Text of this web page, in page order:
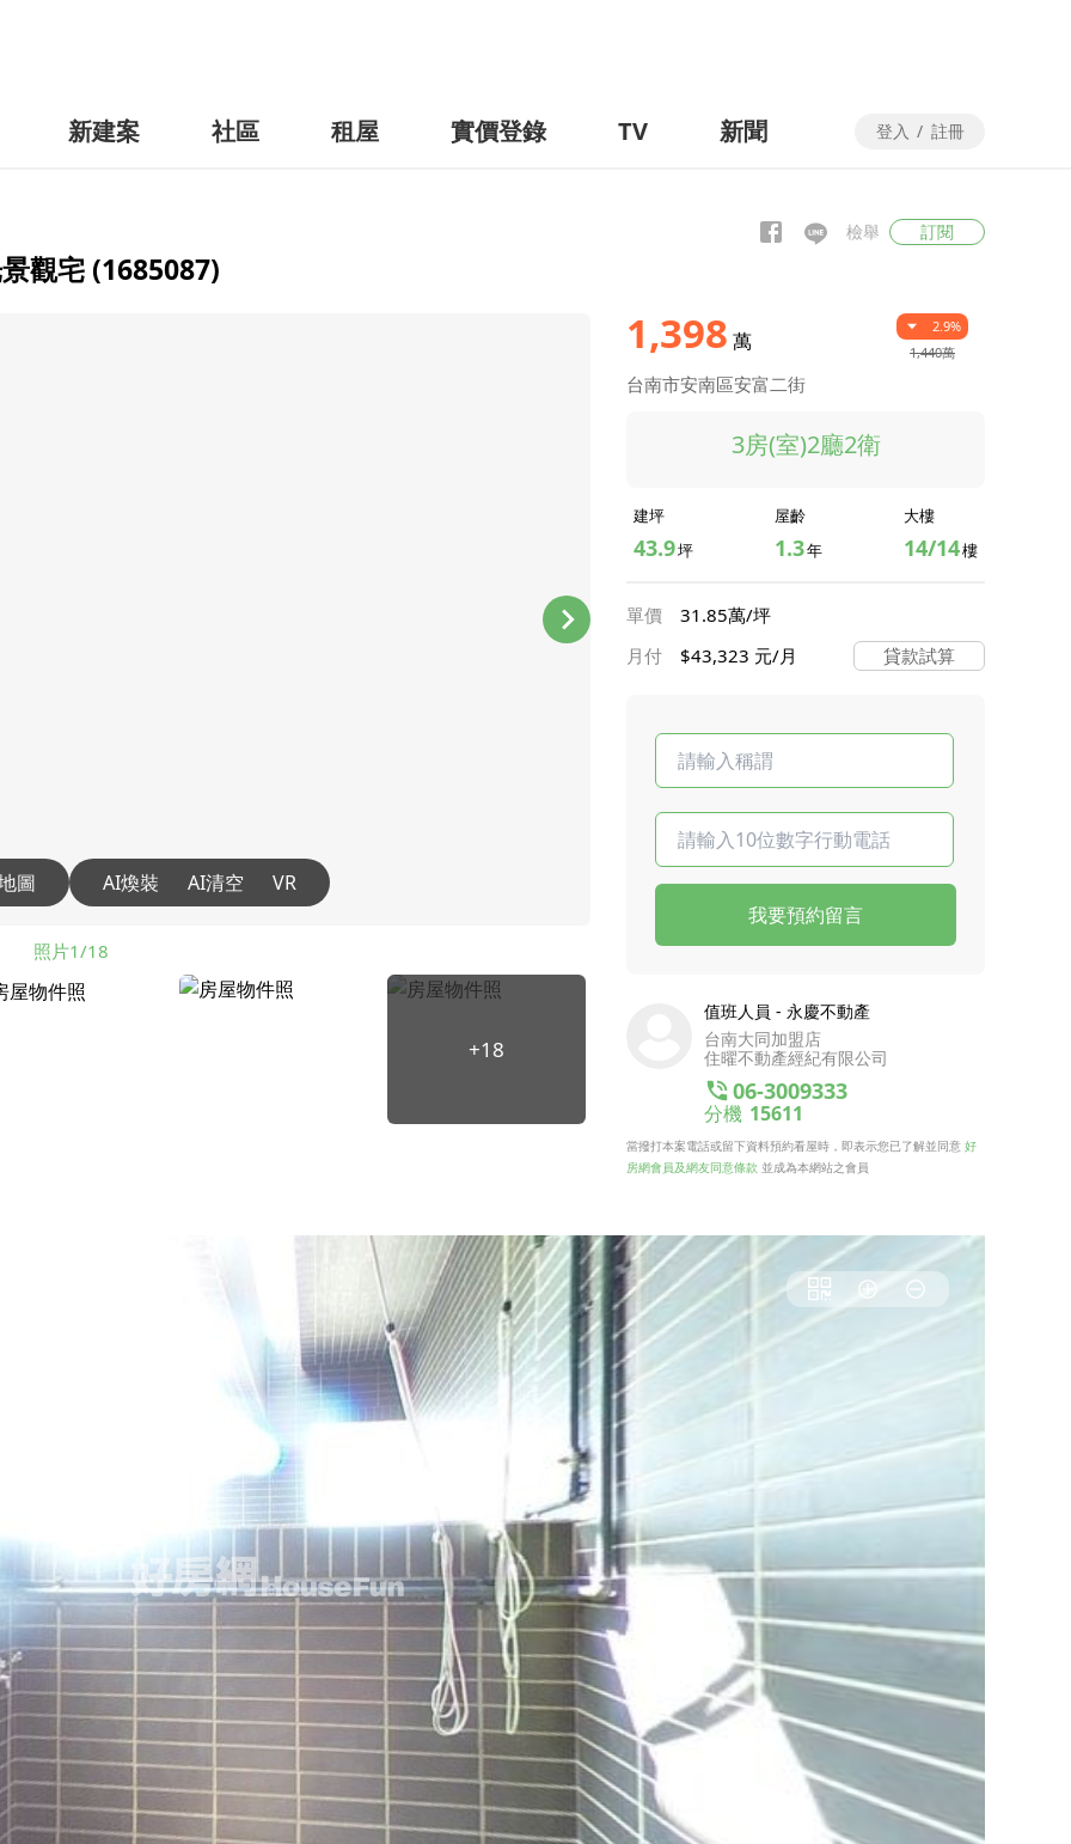
新建案 社區 租屋 實價登錄 TV 新聞 登入 / 註冊
檢舉 訂閱
觀宅 (1685087)
圖 AI煥裝 AI清空 VR
照片1/18
+18
1,398 萬
2.9%
1,440萬
台南市安南區安富二街
3房(室)2廳2衛
建坪
43.9坪
屋齡
1.3年
大樓
14/14樓
單價
31.85萬/坪
月付
$43,323 元/月 貸款試算
我要預約留言
值班人員 - 永慶不動產
台南大同加盟店
住曜不動產經紀有限公司
06-3009333
分機 15611
當撥打本案電話或留下資料預約看屋時，即表示您已了解並同意 好
房網會員及網友同意條款 並成為本網站之會員